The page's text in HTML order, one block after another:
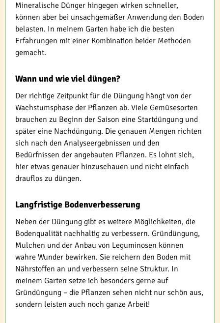
Mineralische Dünger hingegen wirken schneller,
können aber bei unsachgemäßer Anwendung den Boden
belasten. In meinem Garten habe ich die besten
Erfahrungen mit einer Kombination beider Methoden
gemacht.
Wann und wie viel düngen?
Der richtige Zeitpunkt für die Düngung hängt von der
Wachstumsphase der Pflanzen ab. Viele Gemüsesorten
brauchen zu Beginn der Saison eine Startdüngung und
später eine Nachdüngung. Die genauen Mengen richten
sich nach den Analyseergebnissen und den
Bedürfnissen der angebauten Pflanzen. Es lohnt sich,
hier etwas genauer hinzuschauen und nicht einfach
drauflos zu düngen.
Langfristige Bodenverbesserung
Neben der Düngung gibt es weitere Möglichkeiten, die
Bodenqualität nachhaltig zu verbessern. Gründüngung,
Mulchen und der Anbau von Leguminosen können
wahre Wunder bewirken. Sie reichern den Boden mit
Nährstoffen an und verbessern seine Struktur. In
meinem Garten setze ich besonders gerne auf
Gründüngung – die Pflanzen sehen nicht nur schön aus,
sondern leisten auch noch ganze Arbeit!